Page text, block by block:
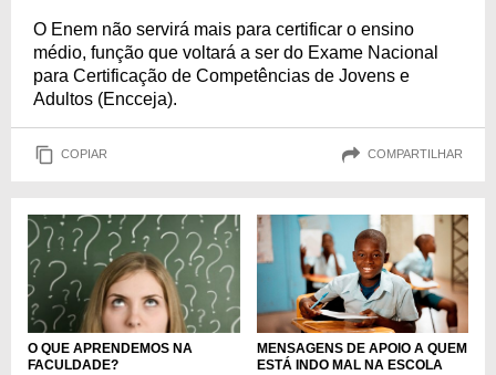
O Enem não servirá mais para certificar o ensino
médio, função que voltará a ser do Exame Nacional
para Certificação de Competências de Jovens e
Adultos (Encceja).
COPIAR COMPARTILHAR
O QUE APRENDEMOS NA
FACULDADE?
MENSAGENS DE APOIO A QUEM
ESTÁ INDO MAL NA ESCOLA